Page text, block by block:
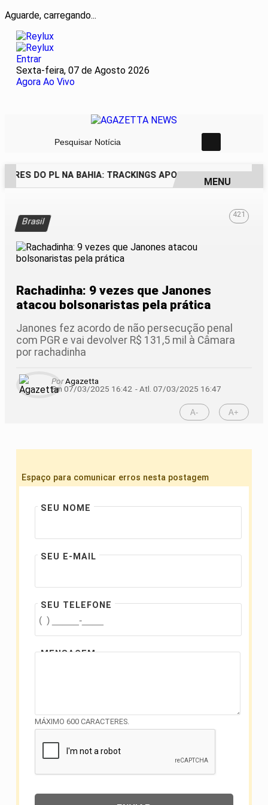
Aguarde, carregando...
Entrar
Sexta-feira, 07 de Agosto 2026
Agora Ao Vivo
Pesquisar Notícia
DO PL NA BAHIA: TRACKINGS APONTAM DRA. RAISSA
MENU
Brasil
421
Rachadinha: 9 vezes que Janones
atacou bolsonaristas pela prática
Janones fez acordo de não persecução penal
com PGR e vai devolver R$ 131,5 mil à Câmara
por rachadinha
PorAgazetta
Em 07/03/2025 16:42 - Atl. 07/03/2025 16:47
A- A+
Espaço para comunicar erros nesta postagem
SEU NOME
SEU E-MAIL
SEU TELEFONE
MENSAGEM
MÁXIMO 600 CARACTERES.